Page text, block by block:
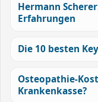
Hermann
Erfahrungen
Die 10 besten
Osteopathie-
Krankenkasse?